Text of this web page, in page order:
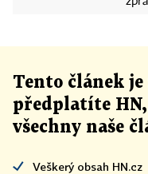
Tento článek je
předplatíte
všechny naše
Veškerý obsah HN.cz